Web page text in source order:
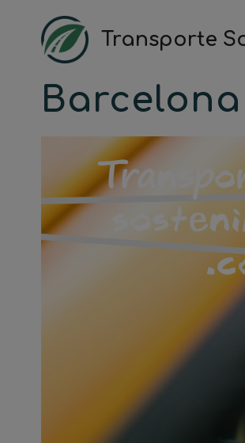
contenido
Transporte
Barcelona